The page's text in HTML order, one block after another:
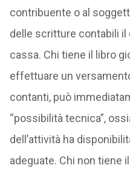
contribuente o al
delle scritture contabili il
cassa. Chi tiene il libro
effettuare un
contanti, può
“possibilità tecnica”,
dell’attività ha
adeguate. Chi non tiene